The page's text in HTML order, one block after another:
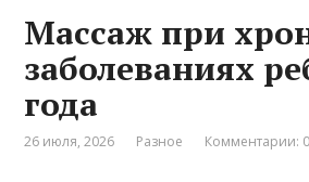
Массаж при
заболеваниях
года
26 июля, 2026 Разное Комментарии: 0